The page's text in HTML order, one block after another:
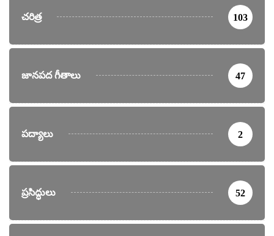
చరిత్ర 103
జానపద గీతాలు 47
పద్యాలు 2
ప్రసిద్ధులు 52